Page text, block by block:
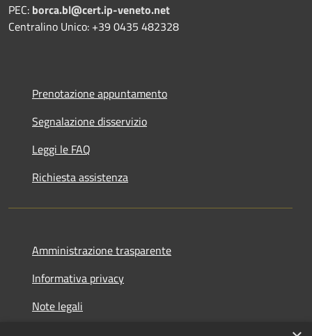
PEC: borca.bl@cert.ip-veneto.net
Centralino Unico: +39 0435 482328
Prenotazione appuntamento
Segnalazione disservizio
Leggi le FAQ
Richiesta assistenza
Amministrazione trasparente
Informativa privacy
Note legali